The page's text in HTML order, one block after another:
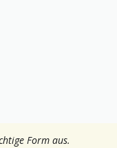
Form aus.